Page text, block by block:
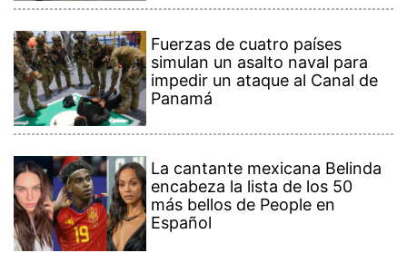
Fuerzas de cuatro países
simulan un asalto naval para
impedir un ataque al Canal de
Panamá
La cantante mexicana Belinda
encabeza la lista de los 50
más bellos de People en
Español